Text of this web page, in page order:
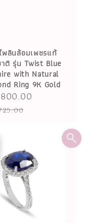
พลินล้อมเพชรแท้
าติ รุ่น Twist Blue
with Natural
Ring 9K Gold